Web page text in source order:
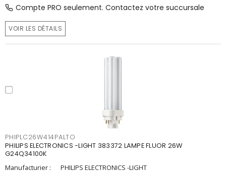
Compte PRO seulement. Contactez votre succursale
VOIR LES DÉTAILS
PHIPLC26W414PALTO
PHILIPS ELECTRONICS -LIGHT 383372 LAMPE FLUOR 26W
G24Q34100K
Manufacturier :
PHILIPS ELECTRONICS -LIGHT